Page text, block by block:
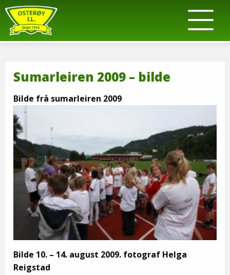
Sumarleiren 2009 – bilde
Bilde frå sumarleiren 2009
Bilde 10. – 14. august 2009. fotograf Helga
Reigstad